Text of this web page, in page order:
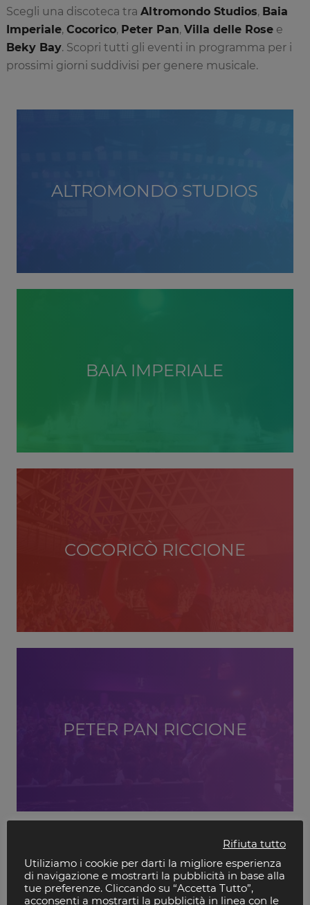
Scegli una discoteca tra Altromondo Studios, Baia
Imperiale, Cocorico, Peter Pan, Villa delle Rosee
Beky Bay. Scopri tutti gli eventi in programma per i
prossimi giorni suddivisi per genere musicale.
ALTROMONDO STUDIOS
BAIA IMPERIALE
COCORICÒ RICCIONE
PETER PAN RICCIONE
Rifiuta tutto
Utiliziamo i cookie per darti la migliore esperienza
di navigazione e mostrarti la pubblicità in base alla
tue preferenze. Cliccando su “Accetta Tutto”,
acconsenti a mostrarti la pubblicità in linea con le